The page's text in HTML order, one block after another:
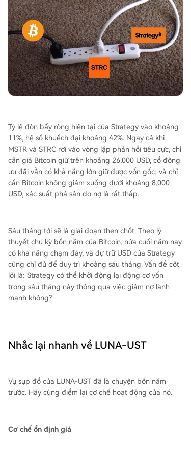
Tỷ lệ đòn bẩy ròng hiện tại của Strategy vào khoảng
11%, hệ số khuếch đại khoảng 42%. Ngay cả khi
MSTR và STRC rơi vào vòng lặp phản hồi tiêu cực, chỉ
cần giá Bitcoin giữ trên khoảng 26,000 USD, cổ đông
ưu đãi vẫn có khả năng lớn giữ được vốn gốc; và chỉ
cần Bitcoin không giảm xuống dưới khoảng 8,000
USD, xác suất phá sản do nợ là rất thấp.
Sáu tháng tới sẽ là giai đoạn then chốt. Theo lý
thuyết chu kỳ bốn năm của Bitcoin, nửa cuối năm nay
có khả năng chạm đáy, và dự trữ USD của Strategy
cũng chỉ đủ để duy trì khoảng sáu tháng. Vấn đề cốt
lõi là: Strategy có thể khởi động lại động cơ vốn
trong sáu tháng này thông qua việc giảm nợ lành
mạnh không?
Nhắc lại nhanh về LUNA-UST
Vụ sụp đổ của LUNA-UST đã là chuyện bốn năm
trước. Hãy cùng điểm lại cơ chế hoạt động của nó.
Cơ chế ổn định giá